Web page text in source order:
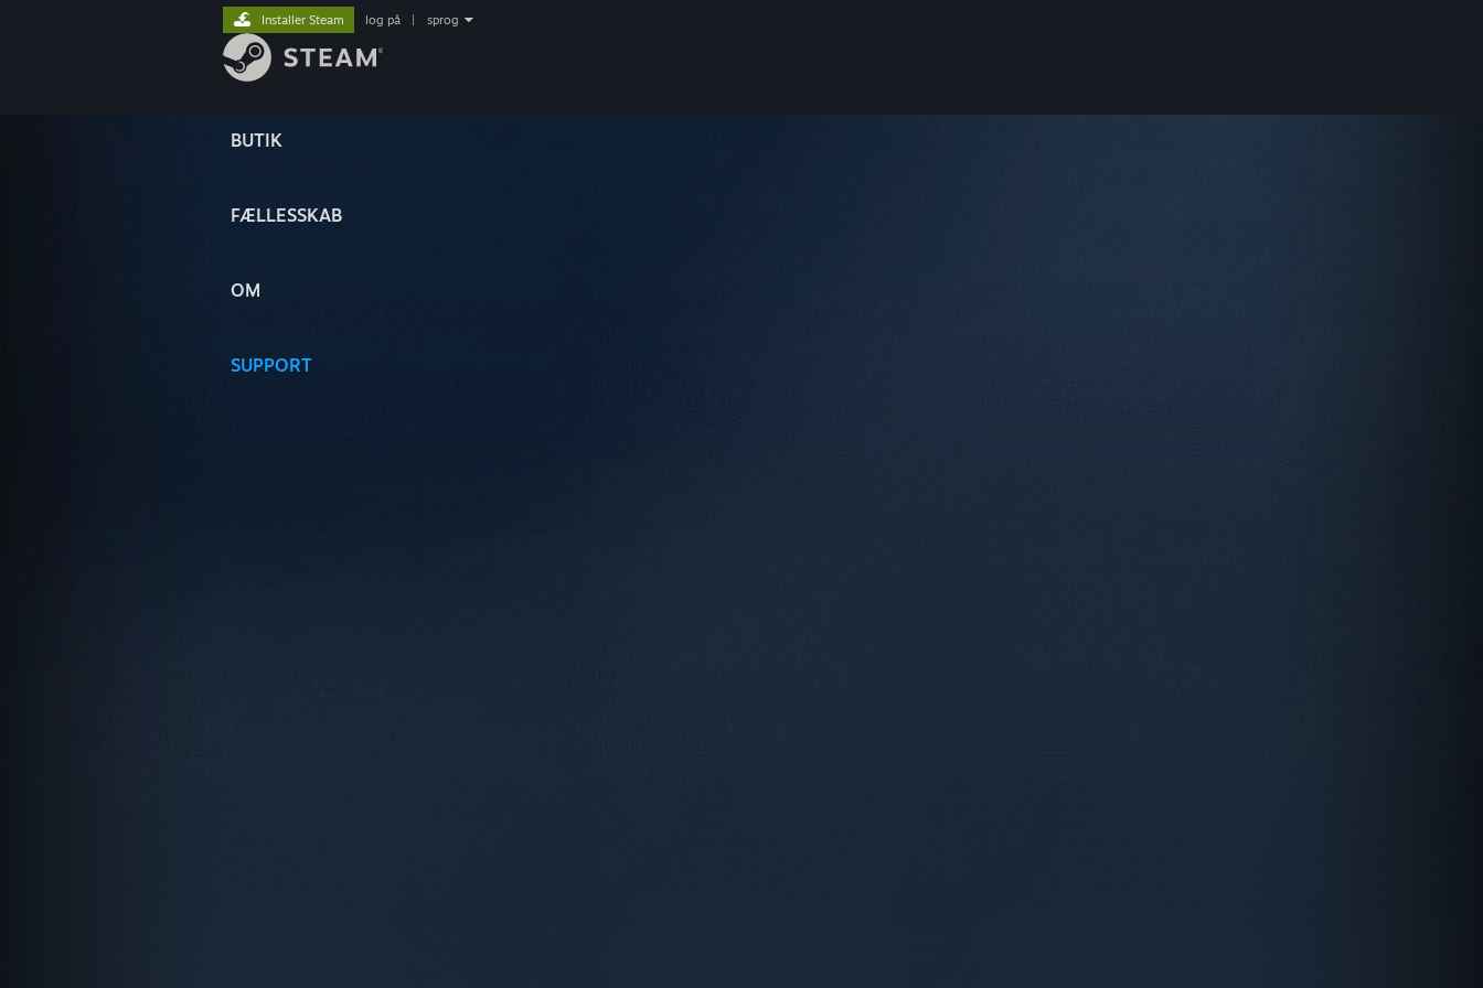
BUTIK
FÆLLESSKAB
OM
SUPPORT
Installer Steam log på sprog